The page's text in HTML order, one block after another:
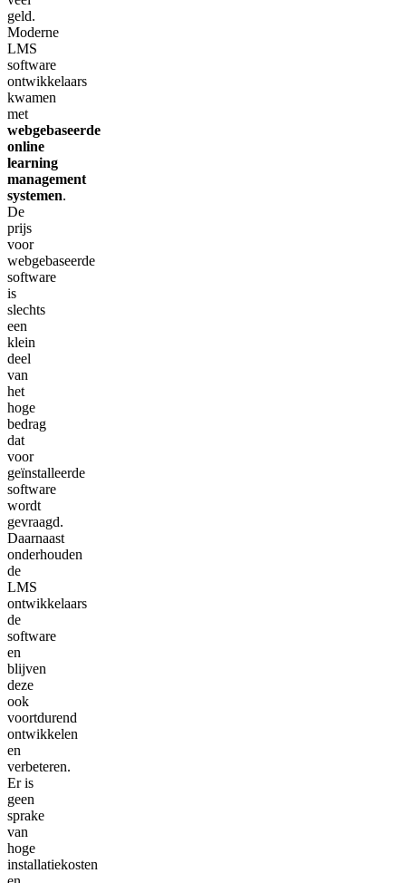
geld.
Moderne
LMS
software
ontwikkelaars
kwamen
met
webgebaseerde
online
learning
management
systemen.
De
prijs
voor
webgebaseerde
software
is
slechts
een
klein
deel
van
het
hoge
bedrag
dat
voor
geïnstalleerde
software
wordt
gevraagd.
Daarnaast
onderhouden
de
LMS
ontwikkelaars
de
software
en
blijven
deze
ook
voortdurend
ontwikkelen
en
verbeteren.
Er is
geen
sprake
van
hoge
installatiekosten